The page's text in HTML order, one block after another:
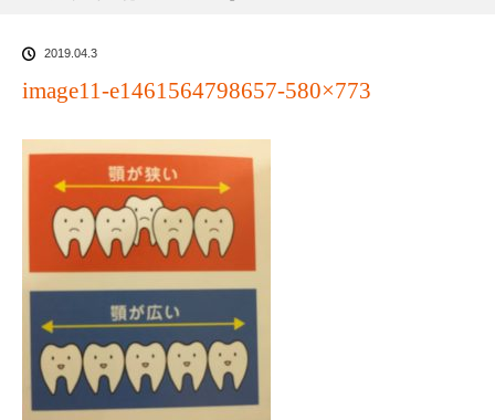
2019.04.3
image11-e1461564798657-580×773